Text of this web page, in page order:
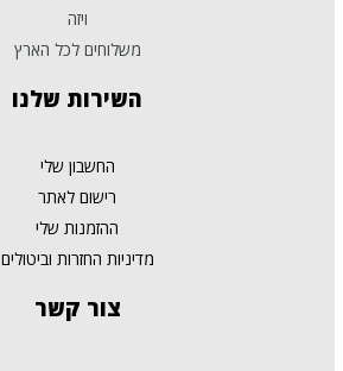
ויזה
משלוחים לכל הארץ
השירות שלנו
החשבון שלי
רישום לאתר
ההזמנות שלי
מדיניות החזרות וביטולים
צור קשר